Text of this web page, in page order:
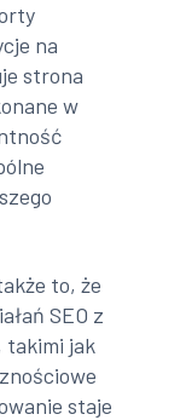
na
strona
w
to, że
SEO z
takimi jak
staje